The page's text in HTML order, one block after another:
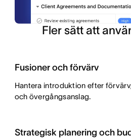
Fler sätt att
Fusioner och förvärv
Hantera introduktion efter
och övergångsanslag.
Strategisk planering och